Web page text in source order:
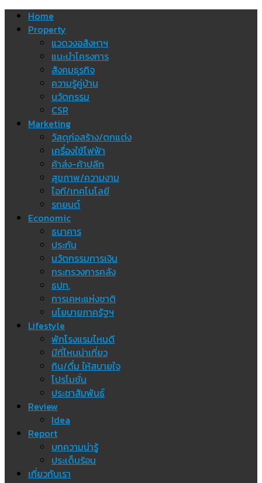
Skip Home
Property
แวดวงอสังหาฯ
แนะนำโครงการ
สังคมธุรกิจ
ความรู้คู่บ้าน
นวัตกรรม
CSR
Marketing
วัสดุก่อสร้าง/ตกแต่ง
เครื่องใช้ไฟฟ้า
ค้าส่ง-ค้าปลีก
สุขภาพ/ความงาม
ไอที/เทคโนโลยี
รถยนต์
Economic
ธนาคาร
ประกัน
นวัตกรรมการเงิน
กระทรวงการคลัง
ธปท.
การเคหะแห่งชาติ
นโยบายภาครัฐฯ
Lifestyle
พักโรงแรมไหนดี
มีที่ไหนน่าเที่ยว
กิน/ดื่ม ให้สบายใจ
โปรโมชั่น
ประชาสัมพันธ์
Review
Idea
Report
บทความน่ารู้
ประเด็นร้อน
เกี่ยวกับเรา